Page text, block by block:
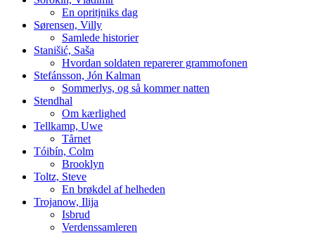
En opritjniks dag
Sørensen, Villy
Samlede historier
Stanišić, Saša
Hvordan soldaten reparerer grammofonen
Stefánsson, Jón Kalman
Sommerlys, og så kommer natten
Stendhal
Om kærlighed
Tellkamp, Uwe
Tårnet
Tóibín, Colm
Brooklyn
Toltz, Steve
En brøkdel af helheden
Trojanow, Ilija
Isbrud
Verdenssamleren